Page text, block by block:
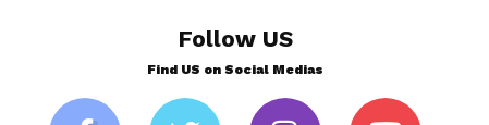
Follow US
Find US on Social Medias